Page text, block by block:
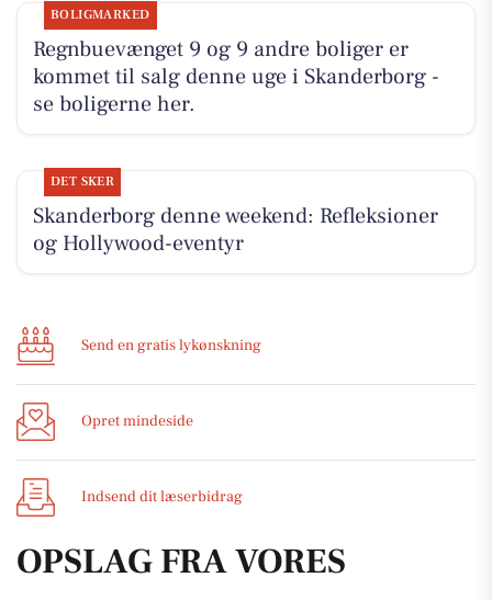
BOLIGMARKED
Regnbuevænget 9 og 9 andre boliger er
kommet til salg denne uge i Skanderborg -
se boligerne her.
DET SKER
Skanderborg denne weekend: Refleksioner
og Hollywood-eventyr
Send en gratis lykønskning
Opret mindeside
Indsend dit læserbidrag
OPSLAG FRA VORES